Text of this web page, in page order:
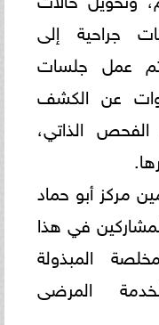
جراحية إلى
تم عمل جلسات
عن الكشف
الذاتي،
مركز أبو حماد
في هذا
المبذولة
المرضى